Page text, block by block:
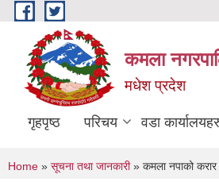
Skip to main content
कमला
मधेश प्रदेश
गृहपृष्ठ परिचय वडा
You are here
Home » सूचना तथा जानकारी» कमला नपाको करार